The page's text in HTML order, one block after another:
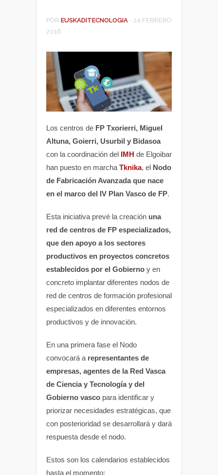
POR EUSKADITECNOLOGIA - 24 FEBRERO
2016
Los centros de FP Txorierri, Miguel
Altuna, Goierri, Usurbil y Bidasoa
con la coordinación del IMH de Elgoibar
han puesto en marcha Tknika, el Nodo
de Fabricación Avanzada que nace
en el marco del IV Plan Vasco de FP.
Esta iniciativa prevé la creación una
red de centros de FP especializados,
que den apoyo a los sectores
productivos en proyectos concretos
establecidos por el Gobierno y en
concreto implantar diferentes nodos de
red de centros de formación profesional
especializados en diferentes entornos
productivos y de innovación.
En una primera fase el Nodo
convocará a representantes de
empresas, agentes de la Red Vasca
de Ciencia y Tecnología y del
Gobierno vasco para identificar y
priorizar necesidades estratégicas, que
con posterioridad se desarrollará y dará
respuesta desde el nodo.
Estos son los calendarios establecidos
hasta el momento: